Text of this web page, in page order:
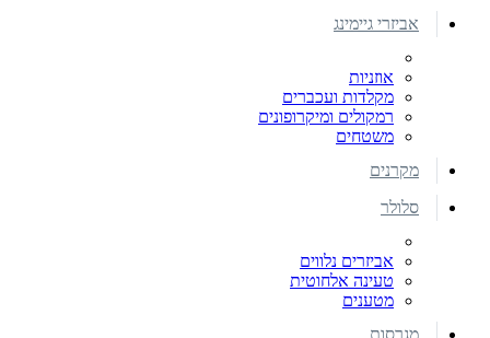
אביזרי גיימינג
אוזניות
מקלדות ועכברים
רמקולים ומיקרופונים
משטחים
מקרנים
סלולר
אביזרים נלווים
טעינה אלחוטית
מטענים
מגרסות